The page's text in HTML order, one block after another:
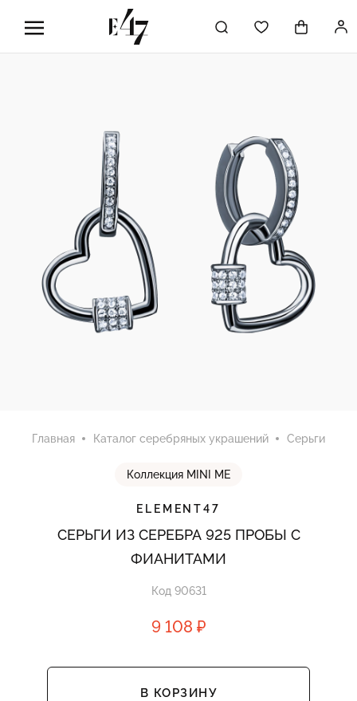
Главная Каталог серебряных украшений Серьги
Коллекция MINI ME
ELEMENT47
СЕРЬГИ ИЗ СЕРЕБРА 925 ПРОБЫ С
ФИАНИТАМИ
Код 90631
9 108 ₽
В КОРЗИНУ